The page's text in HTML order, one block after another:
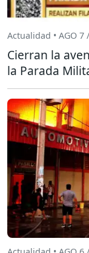
Actualidad • AGO 7
Cierran la
la Parada